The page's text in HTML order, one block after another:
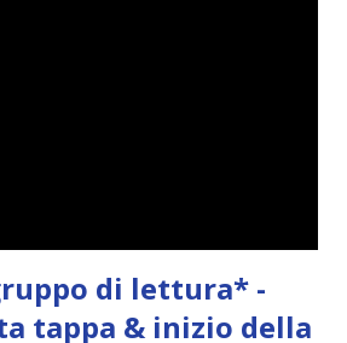
di lettura* -
tappa & inizio della